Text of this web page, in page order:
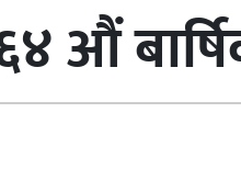
६४ औं